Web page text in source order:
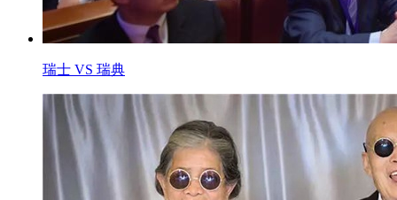
瑞士 VS 瑞典